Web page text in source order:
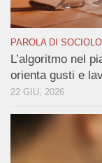
PAROLA DI
L’algoritmo nel
orienta gusti e
22 GIU, 2026